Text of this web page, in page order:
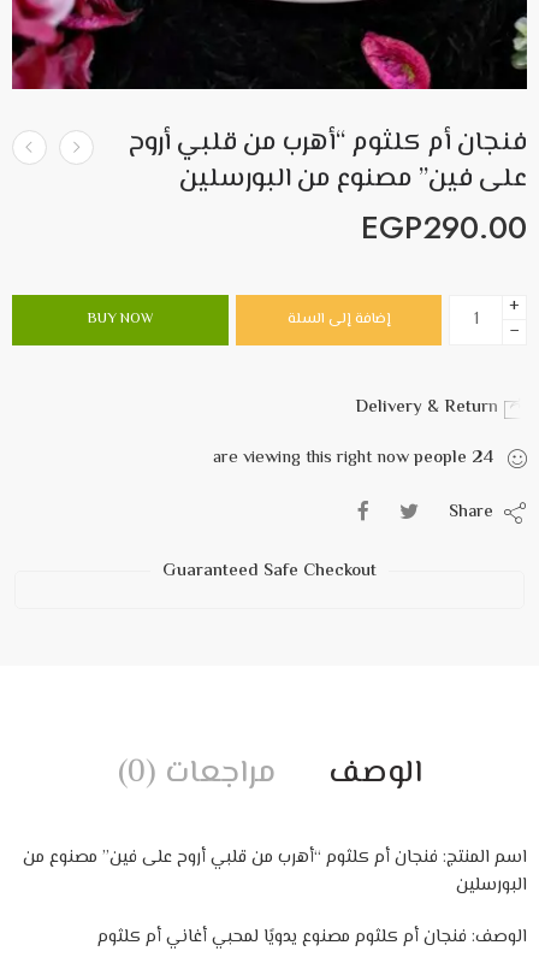
فنجان أم كلثوم “أهرب من قلبي أروح
على فين” مصنوع من البورسلين
EGP290.00
+
−
إضافة إلى السلة BUY NOW
24
people
Guaranteed Safe Checkout
الوصف مراجعات (0)
اسم المنتج: فنجان أم كلثوم “أهرب من قلبي أروح على فين” مصنوع من
البورسلين
الوصف: فنجان أم كلثوم مصنوع يدويًا لمحبي أغاني أم كلثوم